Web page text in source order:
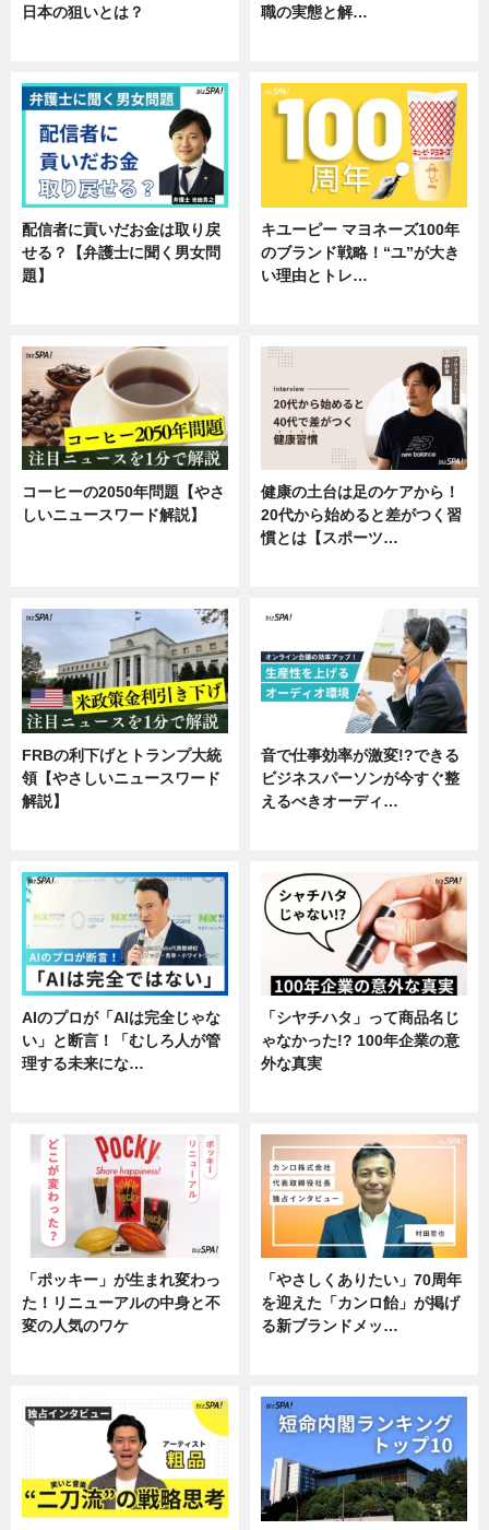
日本の狙いとは？
職の実態と解…
配信者に貢いだお金は取り戻
せる？【弁護士に聞く男女問
題】
キユーピー マヨネーズ100年
のブランド戦略！“ユ”が大き
い理由とトレ…
コーヒーの2050年問題【やさ
しいニュースワード解説】
健康の土台は足のケアから！
20代から始めると差がつく習
慣とは【スポーツ…
FRBの利下げとトランプ大統
領【やさしいニュースワード
解説】
音で仕事効率が激変!?できる
ビジネスパーソンが今すぐ整
えるべきオーディ…
AIのプロが「AIは完全じゃな
い」と断言！「むしろ人が管
理する未来にな…
「シヤチハタ」って商品名じ
ゃなかった!? 100年企業の意
外な真実
「ポッキー」が生まれ変わっ
た！リニューアルの中身と不
変の人気のワケ
「やさしくありたい」70周年
を迎えた「カンロ飴」が掲げ
る新ブランドメッ…